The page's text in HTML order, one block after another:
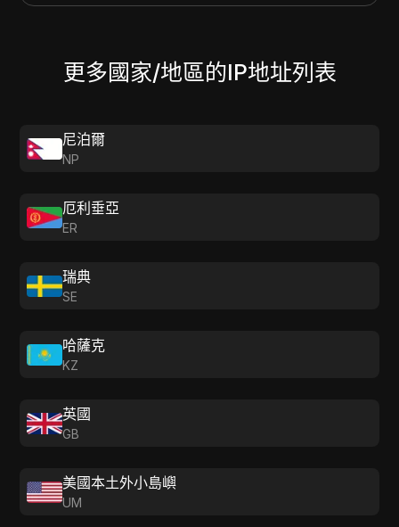
更多國家/地區的IP地址列表
尼泊爾
NP
厄利垂亞
ER
瑞典
SE
哈薩克
KZ
英國
GB
美國本土外小島嶼
UM